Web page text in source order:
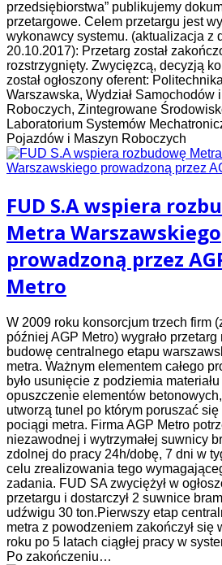
przedsiębiorstwa” publikujemy
przetargowe. Celem przetargu jest
wykonawcy systemu. (aktualizacja z
20.10.2017): Przetarg został
rozstrzygnięty. Zwycięzcą, decyzją
został ogłoszony oferent:
Warszawska, Wydział Samochodów
Roboczych, Zintegrowane
Laboratorium Systemów
Pojazdów i Maszyn Roboczych
FUD S.A wspiera
Metra Warszawskiego
prowadzoną przez
Metro
W 2009 roku konsorcjum trzech firm
później AGP Metro) wygrało przetarg
budowę centralnego etapu
metra. Ważnym elementem całego
było usunięcie z podziemia
opuszczenie elementów
utworzą tunel po którym poruszać się
pociągi metra. Firma AGP Metro
niezawodnej i wytrzymałej suwnicy
zdolnej do pracy 24h/dobę, 7 dni w
celu zrealizowania tego
zadania. FUD SA zwyciężył w
przetargu i dostarczył 2 suwnice
udźwigu 30 ton.Pierwszy etap
metra z powodzeniem zakończył się
roku po 5 latach ciągłej pracy w
Po zakończeniu…